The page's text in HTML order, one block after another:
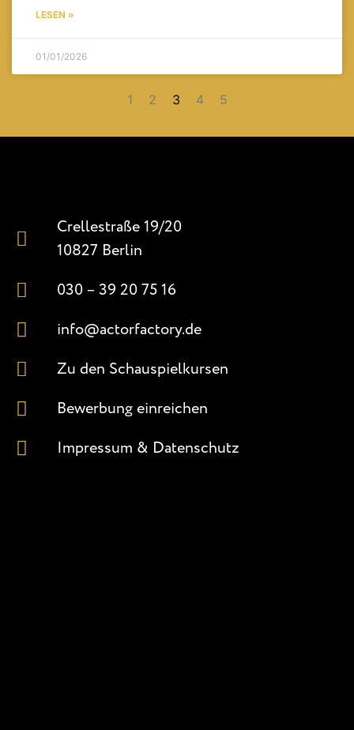
LESEN »
01/01/2026
1 2 3 4 5
Crellestraße 19/20
10827 Berlin
030 – 39 20 75 16
info@actorfactory.de
Zu den Schauspielkursen
Bewerbung einreichen
Impressum & Datenschutz